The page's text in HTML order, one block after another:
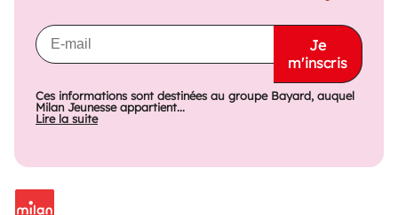
Je
m'inscris
Ces informations sont destinées au groupe Bayard, auquel
Milan Jeunesse appartient...
Lire la suite